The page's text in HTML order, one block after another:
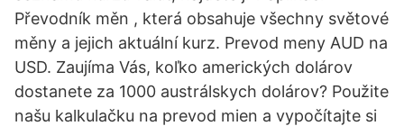
Převodník měn , která obsahuje všechny světové
měny a jejich aktuální kurz. Prevod meny AUD na
USD. Zaujíma Vás, koľko amerických dolárov
dostanete za 1000 austrálskych dolárov? Použite
našu kalkulačku na prevod mien a vypočítajte si